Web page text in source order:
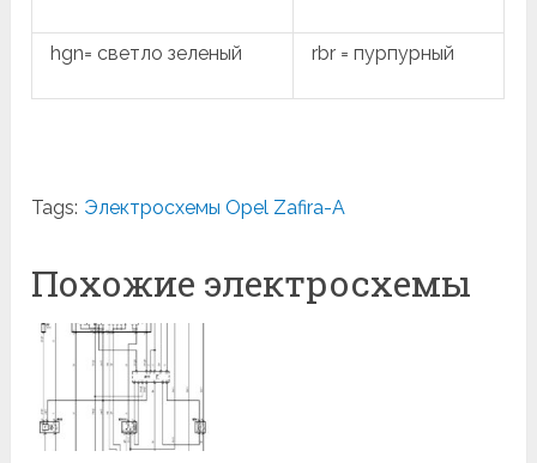
hgn= светло зеленый rbr = пурпурный
Tags: Электросхемы Opel Zafira-A
Похожие электросхемы